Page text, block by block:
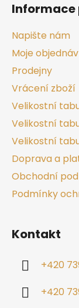
Informace
Napište nám
Moje
Prodejny
Vrácení zboží
Velikostní
Velikostní
Velikostní
Doprava a
Obchodní
Podmínky
Kontakt
+420
+420